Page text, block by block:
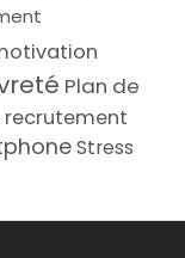
Plan de
recrutement
Stress